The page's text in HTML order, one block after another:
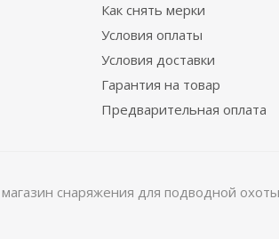
Как снять мерки
Условия оплаты
Условия доставки
Гарантия на товар
Предварительная оплата
снаряжения для подводной